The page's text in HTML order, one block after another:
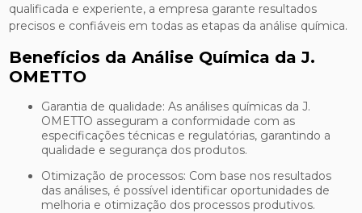
qualificada e experiente, a empresa garante resultados
precisos e confiáveis em todas as etapas da análise química.
Benefícios da Análise Química da J.
OMETTO
Garantia de qualidade: As análises químicas da J.
OMETTO asseguram a conformidade com as
especificações técnicas e regulatórias, garantindo a
qualidade e segurança dos produtos.
Otimização de processos: Com base nos resultados
das análises, é possível identificar oportunidades de
melhoria e otimização dos processos produtivos.